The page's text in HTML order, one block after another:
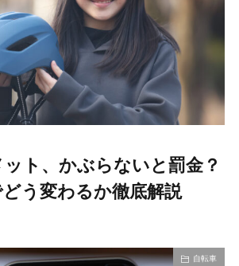
ト、かぶらないと罰金？
う変わるか徹底解説
自転車